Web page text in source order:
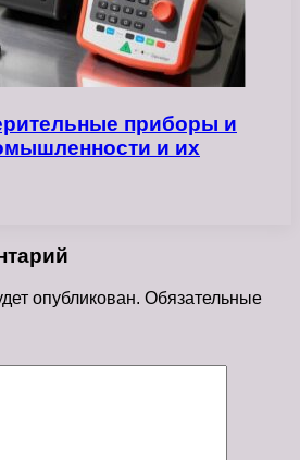
приборы и
и их
опубликован. Обязательные